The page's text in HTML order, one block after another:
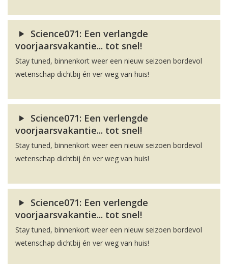
Science071: Een verlangde
voorjaarsvakantie... tot snel!
Stay tuned, binnenkort weer een nieuw seizoen bordevol
wetenschap dichtbij én ver weg van huis!
Science071: Een verlengde
voorjaarsvakantie... tot snel!
Stay tuned, binnenkort weer een nieuw seizoen bordevol
wetenschap dichtbij én ver weg van huis!
Science071: Een verlengde
voorjaarsvakantie... tot snel!
Stay tuned, binnenkort weer een nieuw seizoen bordevol
wetenschap dichtbij én ver weg van huis!